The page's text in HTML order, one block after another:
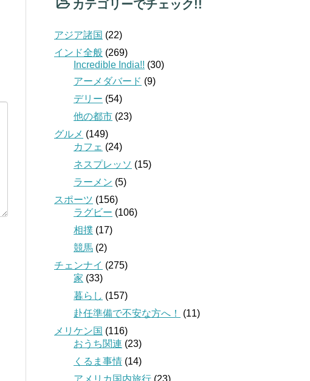
カテゴリーでチェック!!
アジア諸国 (22)
インド全般 (269)
Incredible India!! (30)
アーメダバード (9)
デリー (54)
他の都市 (23)
グルメ (149)
カフェ (24)
ネスプレッソ (15)
ラーメン (5)
スポーツ (156)
ラグビー (106)
相撲 (17)
競馬 (2)
チェンナイ (275)
家 (33)
暮らし (157)
赴任準備で不安な方へ！
(11)
メリケン国 (116)
おうち関連 (23)
くるま事情 (14)
アメリカ国内旅行 (23)